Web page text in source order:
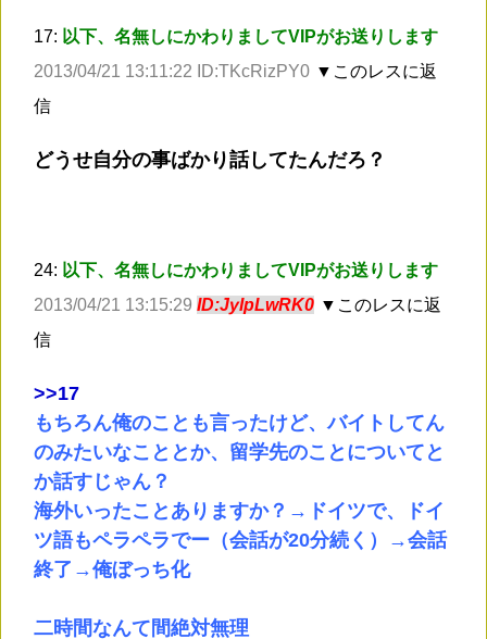
17: 以下、名無しにかわりましてVIPがお送りします
2013/04/21 13:11:22 ID:TKcRizPY0 ▼このレスに返
信
どうせ自分の事ばかり話してたんだろ？
24: 以下、名無しにかわりましてVIPがお送りします
2013/04/21 13:15:29 ID:JyIpLwRK0 ▼このレスに返
信
>>17
もちろん俺のことも言ったけど、バイトしてん
のみたいなこととか、留学先のことについてと
か話すじゃん？
海外いったことありますか？→ドイツで、ドイ
ツ語もペラペラでー（会話が20分続く）→会話
終了→俺ぼっち化
二時間なんて間絶対無理